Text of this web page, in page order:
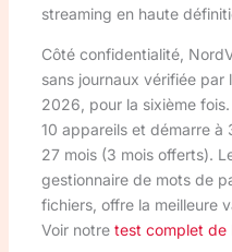
streaming en haute
Côté confidentialité,
sans journaux vérifiée
2026, pour la sixième fois.
10 appareils et démarre à
27 mois (3 mois offerts).
gestionnaire de mots de
fichiers, offre la meilleure
Voir notre test complet de